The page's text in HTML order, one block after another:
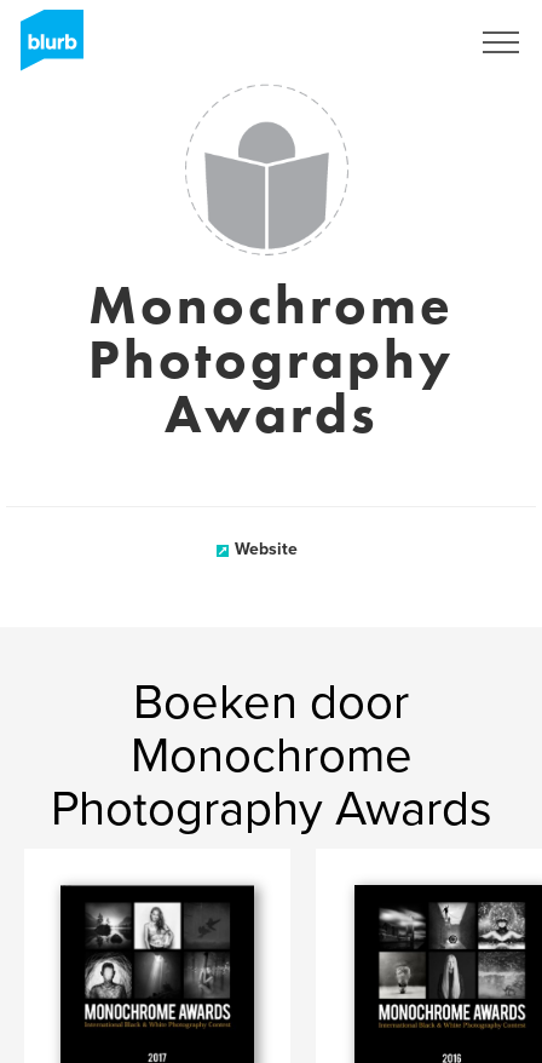
Monochrome
Photography
Awards
Website
Boeken door
Monochrome
Photography Awards